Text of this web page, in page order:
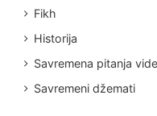
Fikh
Historija
Savremena pitanja
Savremeni džemati